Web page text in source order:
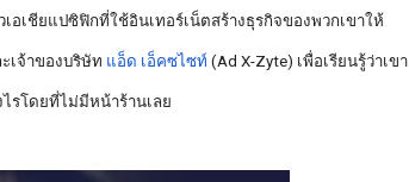
เชียแปซิฟิกที่ใช้อินเทอร์เน็ตสร้างธุรกิจของพวกเขาให้
เจ้าของบริษัท แอ็ด เอ็คซไซท์ (Ad X-Zyte) เพื่อเรียนรู้ว่าเขา
รโดยที่ไม่มีหน้าร้านเลย